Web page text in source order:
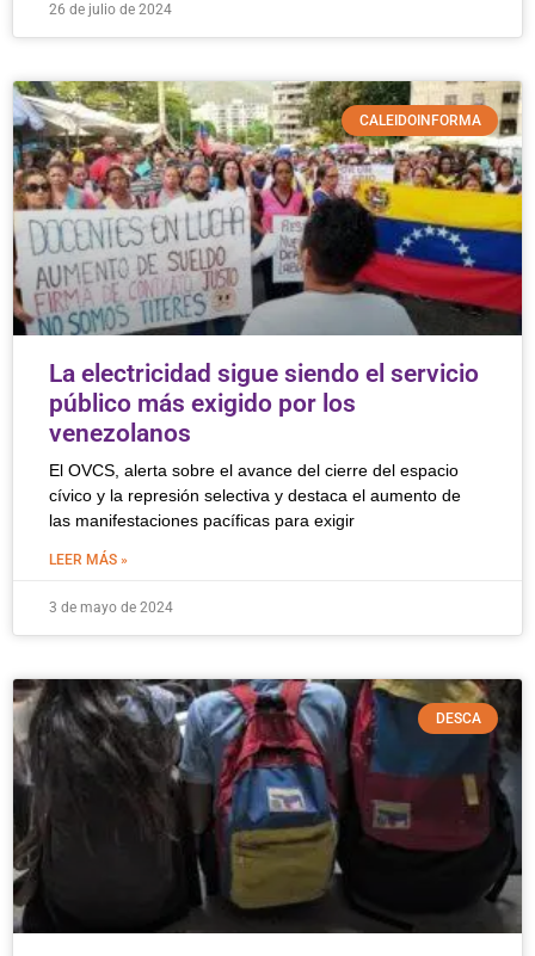
26 de julio de 2024
CALEIDOINFORMA
La electricidad sigue siendo el servicio
público más exigido por los
venezolanos
El OVCS, alerta sobre el avance del cierre del espacio
cívico y la represión selectiva y destaca el aumento de
las manifestaciones pacíficas para exigir
LEER MÁS »
3 de mayo de 2024
DESCA